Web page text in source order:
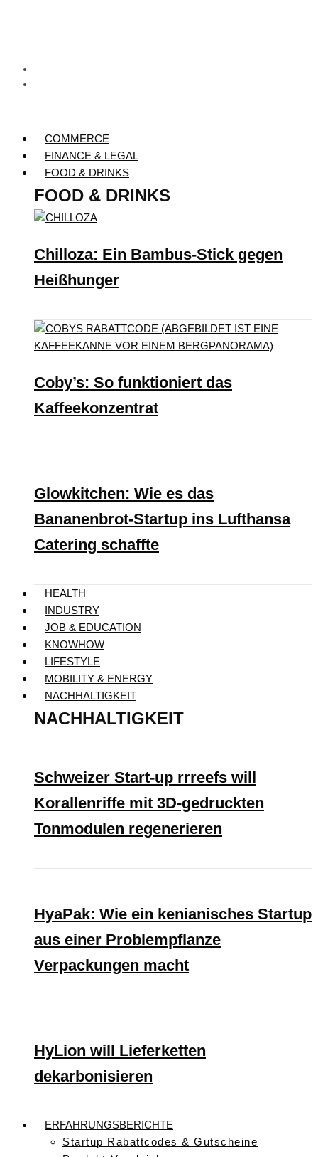
COMMERCE
FINANCE & LEGAL
FOOD & DRINKS
FOOD & DRINKS
Chilloza: Ein Bambus-Stick gegen
Heißhunger
Coby’s: So funktioniert das
Kaffeekonzentrat
Glowkitchen: Wie es das
Bananenbrot-Startup ins Lufthansa
Catering schaffte
HEALTH
INDUSTRY
JOB & EDUCATION
KNOWHOW
LIFESTYLE
MOBILITY & ENERGY
NACHHALTIGKEIT
NACHHALTIGKEIT
Schweizer Start-up rrreefs will
Korallenriffe mit 3D-gedruckten
Tonmodulen regenerieren
HyaPak: Wie ein kenianisches Startup
aus einer Problempflanze
Verpackungen macht
HyLion will Lieferketten
dekarbonisieren
ERFAHRUNGSBERICHTE
Startup Rabattcodes & Gutscheine